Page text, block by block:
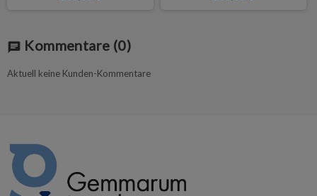
chat Kommentare (0)
Aktuell keine Kunden-Kommentare